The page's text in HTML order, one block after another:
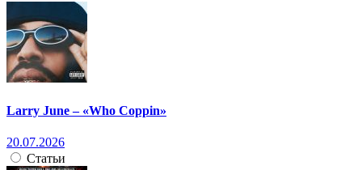
Larry June – «Who Coppin»
20.07.2026
Статьи